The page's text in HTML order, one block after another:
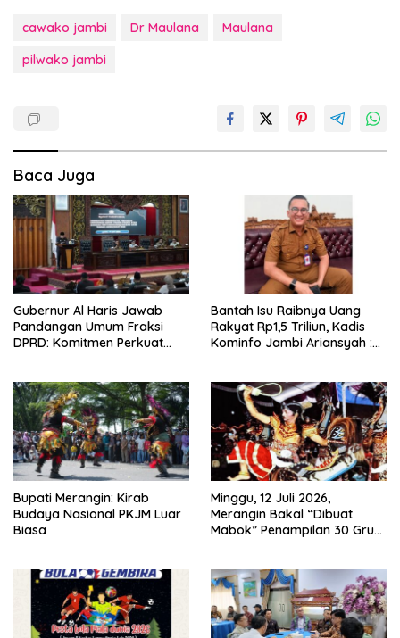
cawako jambi Dr Maulana
Maulana
pilwako jambi
Baca Juga
Gubernur Al Haris Jawab
Pandangan Umum Fraksi
DPRD: Komitmen Perkuat
Bantah Isu Raibnya Uang
Rakyat Rp1,5 Triliun, Kadis
Kominfo Jambi Ariansyah :
Sejak 2002
Bupati Merangin: Kirab
Budaya Nasional PKJM Luar
Biasa
Minggu, 12 Juli 2026,
Merangin Bakal “Dibuat
Mabok” Penampilan 30 Grup